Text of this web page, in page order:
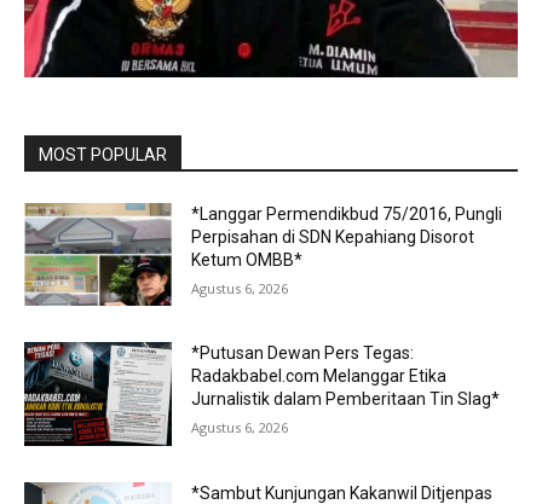
MOST POPULAR
*Langgar Permendikbud 75/2016, Pungli
Perpisahan di SDN Kepahiang Disorot
Ketum OMBB*
Agustus 6, 2026
*Putusan Dewan Pers Tegas:
Radakbabel.com Melanggar Etika
Jurnalistik dalam Pemberitaan Tin Slag*
Agustus 6, 2026
*Sambut Kunjungan Kakanwil Ditjenpas